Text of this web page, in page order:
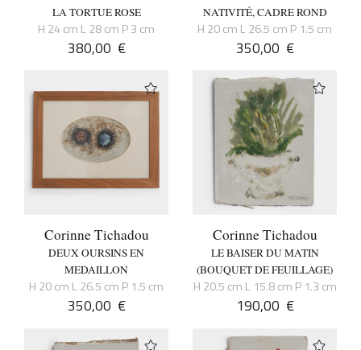
LA TORTUE ROSE
H 24 cm L 28 cm P 3 cm
380,00 €
NATIVITÉ, CADRE ROND
H 20 cm L 26.5 cm P 1.5 cm
350,00 €
Corinne Tichadou
DEUX OURSINS EN
MEDAILLON
H 20 cm L 26.5 cm P 1.5 cm
350,00 €
Corinne Tichadou
LE BAISER DU MATIN
(BOUQUET DE FEUILLAGE)
H 20.5 cm L 15.8 cm P 1.3 cm
190,00 €